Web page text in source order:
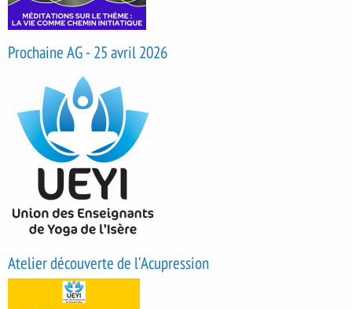
Prochaine AG - 25 avril 2026
Atelier découverte de l’Acupression